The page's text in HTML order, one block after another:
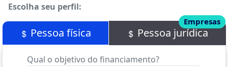
Escolha seu perfil:
Pessoa física Pessoa jurídica
Empresas
Qual o objetivo do financiamento?